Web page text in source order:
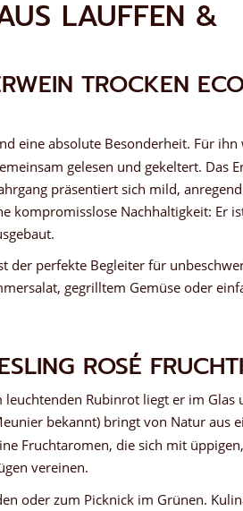
LAUFFEN &
TROCKEN
eine absolute Besonderheit. Für
gelesen und gekeltert. Das
präsentiert sich mild,
kompromisslose Nachhaltigkeit: Er
perfekte Begleiter für
gegrilltem Gemüse oder
ROSÉ
Rubinrot liegt er im Glas
bekannt) bringt von Natur aus
Fruchtaromen, die sich mit
vereinen.
oder zum Picknick im Grünen.